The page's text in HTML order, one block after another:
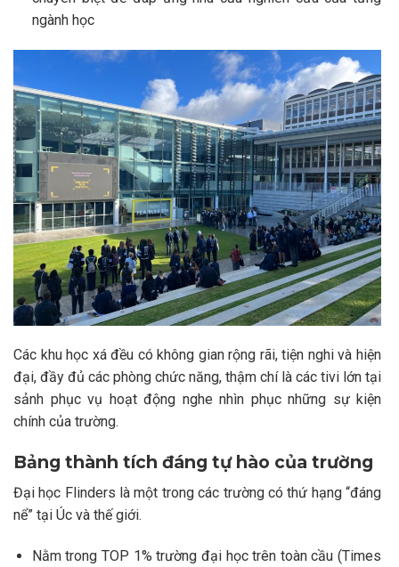
ngành học
Các khu học xá đều có không gian rộng rãi, tiện nghi và hiện
đại, đầy đủ các phòng chức năng, thậm chí là các tivi lớn tại
sảnh phục vụ hoạt động nghe nhìn phục những sự kiện
chính của trường.
Bảng thành tích đáng tự hào của trường
Đại học Flinders là một trong các trường có thứ hạng “đáng
nể” tại Úc và thế giới.
Nằm trong TOP 1% trường đại học trên toàn cầu (Times